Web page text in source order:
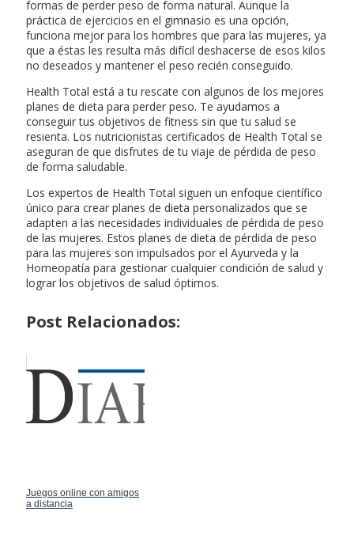
formas de perder peso de forma natural. Aunque la
práctica de ejercicios en el gimnasio es una opción,
funciona mejor para los hombres que para las mujeres, ya
que a éstas les resulta más difícil deshacerse de esos kilos
no deseados y mantener el peso recién conseguido.
Health Total está a tu rescate con algunos de los mejores
planes de dieta para perder peso. Te ayudamos a
conseguir tus objetivos de fitness sin que tu salud se
resienta. Los nutricionistas certificados de Health Total se
aseguran de que disfrutes de tu viaje de pérdida de peso
de forma saludable.
Los expertos de Health Total siguen un enfoque científico
único para crear planes de dieta personalizados que se
adapten a las necesidades individuales de pérdida de peso
de las mujeres. Estos planes de dieta de pérdida de peso
para las mujeres son impulsados por el Ayurveda y la
Homeopatía para gestionar cualquier condición de salud y
lograr los objetivos de salud óptimos.
Post Relacionados:
Juegos online con amigos
a distancia